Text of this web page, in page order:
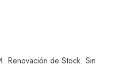
Renovación de Stock. Sin